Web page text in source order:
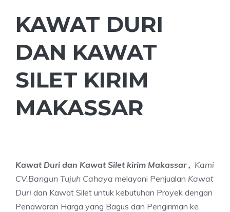
KAWAT DURI
DAN KAWAT
SILET KIRIM
MAKASSAR
Kawat Duri dan Kawat Silet kirim Makassar , Kami
CV.Bangun Tujuh Cahaya melayani Penjualan Kawat
Duri dan Kawat Silet untuk kebutuhan Proyek dengan
Penawaran Harga yang Bagus dan Pengiriman ke